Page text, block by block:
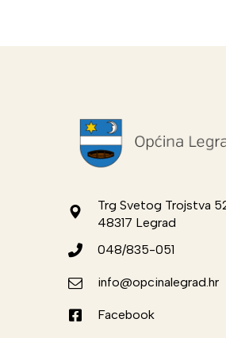
Trg Svetog Trojstva
48317 Legrad
048/835-051
info@opcinalegrad.hr
Facebook